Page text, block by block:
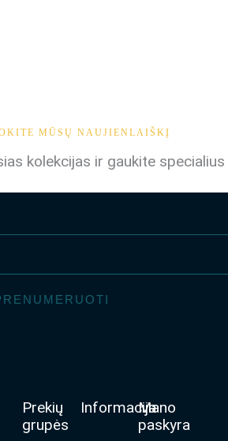
MŪSŲ NAUJIENLAIŠKĮ
kolekcijas ir gaukite specialius
Prekių
grupės
InformacijaMano
paskyra